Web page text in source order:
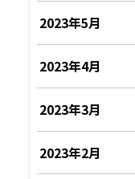
2023年5月
2023年4月
2023年3月
2023年2月